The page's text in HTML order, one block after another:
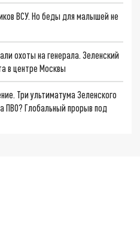
ВСУ. Но беды для малышей не
охоты на генерала. Зеленский
в центре Москвы
Три ультиматума Зеленского
ПВО? Глобальный прорыв под